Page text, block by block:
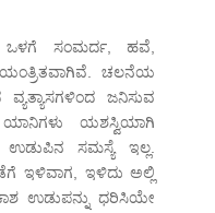
ಸಂಮರ್ದ, ಹವೆ,
ಚಲನೆಯ
ಜನಿಸುವ
ಯಾನಿಗಳು ಯಶಸ್ವಿಯಾಗಿ
ಉಡುಪಿನ ಸಮಸ್ಯೆ ಇಲ್ಲ.
ಇಳಿವಾಗ, ಇಳಿದು ಅಲ್ಲಿ
ಉಡುಪನ್ನು ಧರಿಸಿಯೇ